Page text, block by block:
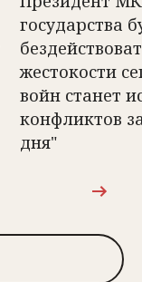
государства
жестокости
войн станет
конфликтов
дня"